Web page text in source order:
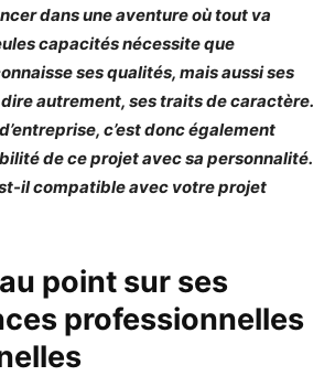
dans une aventure où tout va
capacités nécessite que
ses qualités, mais aussi ses
autrement, ses traits de caractère.
c’est donc également
de ce projet avec sa personnalité.
il compatible avec votre projet
point sur ses
professionnelles